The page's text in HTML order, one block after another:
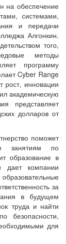
на обеспечение
системами,
и передачи
Алгонкин.
того,
методы
программу
Cyber Range
рост, инновации
академическую
представляет
долларов от
поможет
занятиям по
образование в
дает компании
за
в будущем
труда и найти
безопасности,
для